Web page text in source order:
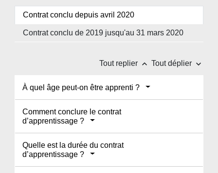
Contrat conclu depuis avril 2020
Contrat conclu de 2019 jusqu'au 31 mars 2020
Tout replier keyboard_arrow_up Tout déplier keyboard_arrow_down
À quel âge peut-on être apprenti ?
Comment conclure le contrat
d’apprentissage ?
Quelle est la durée du contrat
d’apprentissage ?